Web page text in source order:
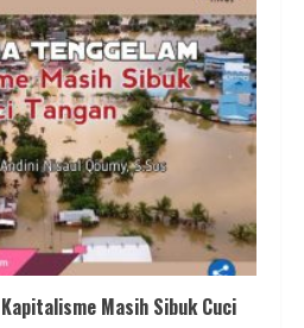
Masih Sibuk Cuci